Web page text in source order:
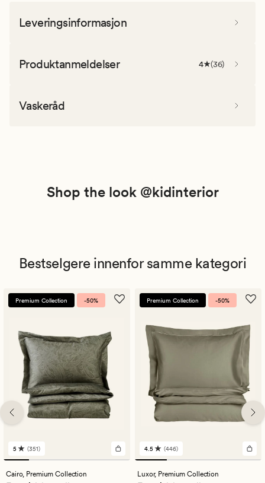
Leveringsinformasjon
Produktanmeldelser 4 (36)
Vaskeråd
Shop the look @kidinterior
Bestselgere innenfor samme kategori
Premium Collection -50%
351
anmeldelser
med
en
5 (351)
Cairo, Premium Collection
Premium Collection -50%
446
anmeldelser
med
en
4.5 (446)
Luxor, Premium Collection